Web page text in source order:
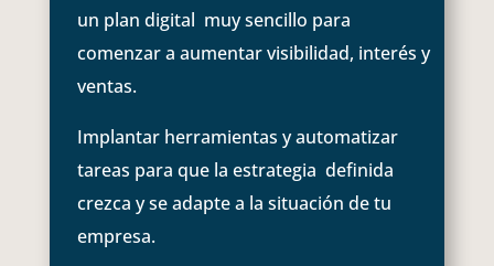
un plan digital muy sencillo para
comenzar a aumentar visibilidad, interés y
ventas.
Implantar herramientas y automatizar
tareas para que la estrategia definida
crezca y se adapte a la situación de tu
empresa.